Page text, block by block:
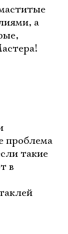
а
проблема
такие
в